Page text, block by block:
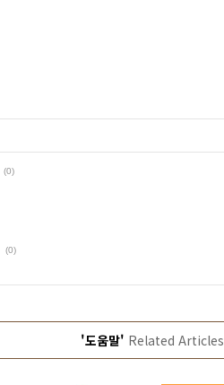
(0)
(0)
'도움말' Related Articles